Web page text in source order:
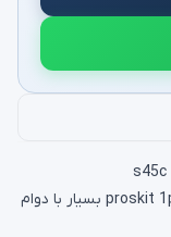
آچار فرانسه 4 اینچی پروسکیت مدل proskit 1pk-h024 بسیار با دوام